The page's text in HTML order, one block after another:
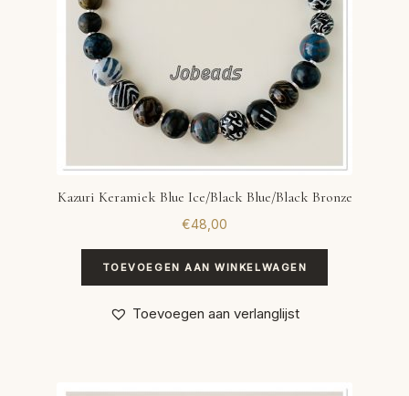
Kazuri Keramiek Blue Ice/Black Blue/Black Bronze
€48,00
TOEVOEGEN AAN WINKELWAGEN
Toevoegen aan verlanglijst